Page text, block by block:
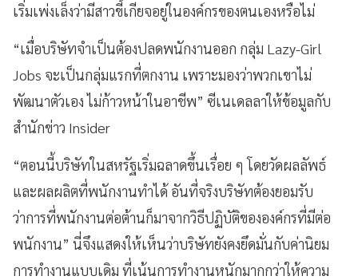
เริ่มเพ่งเล็งว่ามีสาวขี้เกียจอยู่ในองค์กรของตนเองหรือไม่
“เมื่อบริษัทจำเป็นต้องปลดพนักงานออก กลุ่ม Lazy-Girl
Jobs จะเป็นกลุ่มแรกที่ตกงาน เพราะมองว่าพวกเขาไม่
พัฒนาตัวเอง ไม่ก้าวหน้าในอาชีพ” ซีเนเดลลาให้ข้อมูลกับ
สำนักข่าว Insider
“ตอนนี้บริษัทในสหรัฐเริ่มฉลาดขึ้นเรื่อย ๆ โดยวัดผลลัพธ์
และผลผลิตที่พนักงานทำได้ อันที่จริงบริษัทต้องยอมรับ
ว่าการที่พนักงานต่อต้านก็มาจากวิธีปฏิบัติขององค์กรที่มีต่อ
พนักงาน” นี่จึงแสดงให้เห็นว่าบริษัทยังคงยึดมั่นกับค่านิยม
การทำงานแบบเดิม ที่เน้นการทำงานหนักมากกว่าให้ความ